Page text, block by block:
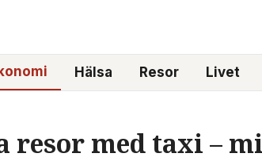
Hälsa Resor Livet
resor med taxi –